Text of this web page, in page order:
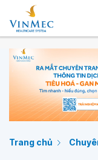
Trang chủ